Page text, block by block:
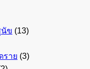
นัข (13)
ราย (3)